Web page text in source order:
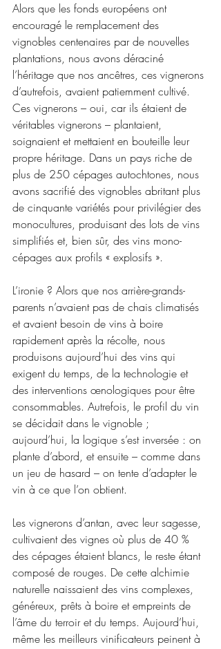
Alors que les fonds européens ont
encouragé le remplacement des
vignobles centenaires par de nouvelles
plantations, nous avons déraciné
l’héritage que nos ancêtres, ces vignerons
d’autrefois, avaient patiemment cultivé.
Ces vignerons – oui, car ils étaient de
véritables vignerons – plantaient,
soignaient et mettaient en bouteille leur
propre héritage. Dans un pays riche de
plus de 250 cépages autochtones, nous
avons sacrifié des vignobles abritant plus
de cinquante variétés pour privilégier des
monocultures, produisant des lots de vins
simplifiés et, bien sûr, des vins mono-
cépages aux profils « explosifs ».
L’ironie ? Alors que nos arrière-grands-
parents n’avaient pas de chais climatisés
et avaient besoin de vins à boire
rapidement après la récolte, nous
produisons aujourd’hui des vins qui
exigent du temps, de la technologie et
des interventions œnologiques pour être
consommables. Autrefois, le profil du vin
se décidait dans le vignoble ;
aujourd’hui, la logique s’est inversée : on
plante d’abord, et ensuite – comme dans
un jeu de hasard – on tente d’adapter le
vin à ce que l’on obtient.
Les vignerons d’antan, avec leur sagesse,
cultivaient des vignes où plus de 40 %
des cépages étaient blancs, le reste étant
composé de rouges. De cette alchimie
naturelle naissaient des vins complexes,
généreux, prêts à boire et empreints de
l’âme du terroir et du temps. Aujourd’hui,
même les meilleurs vinificateurs peinent à